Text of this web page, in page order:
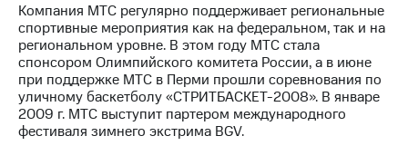
в
регионе
и акционерам
Корпоративное
управление
Корпоративный
Компания МТС регулярно поддерживает региональные
спортивные мероприятия как на федеральном, так и на
региональном уровне. В этом году МТС стала
спонсором Олимпийского комитета России, а в июне
при поддержке МТС в Перми прошли соревнования по
уличному баскетболу «СТРИТБАСКЕТ-2008». В январе
2009 г. МТС выступит партером международного
фестиваля зимнего экстрима BGV.